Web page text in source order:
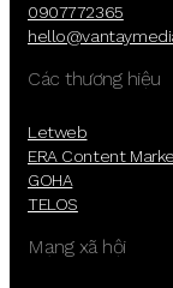
0907772365
Các thương hiệu
Letweb
ERA Content
GOHA
TELOS
Mạng xã hội